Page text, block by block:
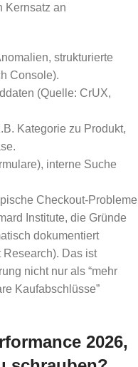
Kernsatz an
strukturierte
Console).
(Quelle: CrUX,
Kategorie zu Produkt,
interne Suche
Checkout-Probleme
Institute, die Gründe
dokumentiert
Research). Das ist
nicht nur als “mehr
Kaufabschlüsse”
2026,